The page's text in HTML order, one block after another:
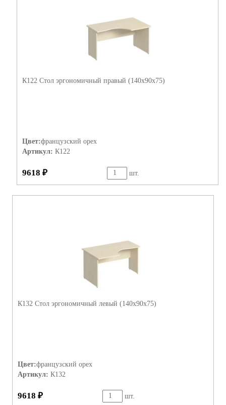
К122 Стол эргономичный правый (140х90х75)
Цвет:французский орех
Артикул: К122
9618 ₽ шт.
К132 Стол эргономичный левый (140х90х75)
Цвет:французский орех
Артикул: К132
9618 ₽ шт.